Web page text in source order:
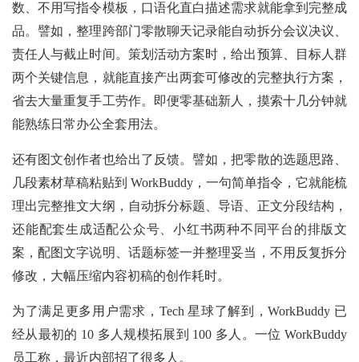
数、不用写指令模板，口语化直白描述需求就能拿到完整成
品。譬如，整理跨部门零散聊天记录能自动拆分会议决议、
责任人与截止时间。策划活动方案时，给出预算、目标人群
两个关键信息，就能直接产出两套可修改的完整执行方案，
省去大量重复手工劳作。即便零基础新人，摸索十几分钟就
能熟练日常办公全套用法。
还有图文创作者也给出了反馈。譬如，把零散的选题思路、
几段素材草稿粘贴到 WorkBuddy，一句简单指令，它就能梳
理出完整推文大纲，自动拆分标题、导语、正文分段结构，
还能配套生成适配公众号、小红书两种不同平台的排版文
案，配图文字说明、话题标签一并整理妥当，不用反复拆分
修改，大幅压缩内容初稿的创作耗时。
为了满足更多用户需求，Tech 星球了解到，WorkBuddy 已
经从最初的 10 多人规模拓展到 100 多人。一位 WorkBuddy
员工称，最近内部招了很多人。